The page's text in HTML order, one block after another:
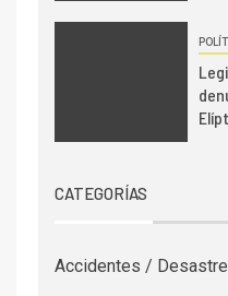
CATEGORÍAS
Accidentes /